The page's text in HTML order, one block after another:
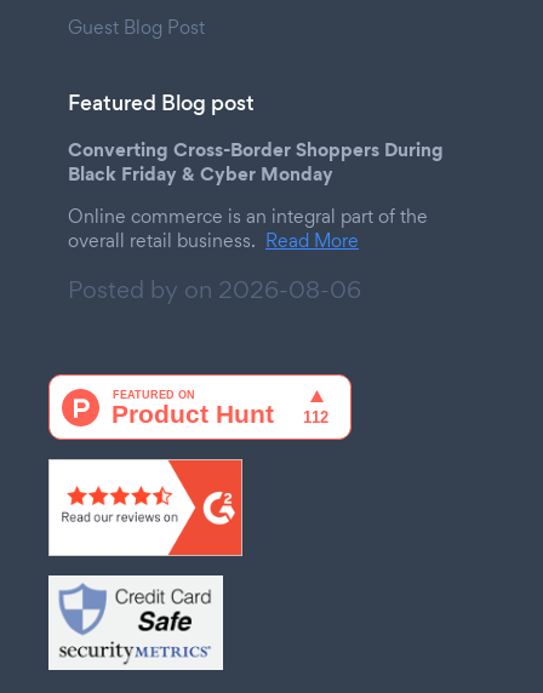
Guest Blog Post
Featured Blog post
Converting Cross-Border Shoppers During
Black Friday & Cyber Monday
Online commerce is an integral part of the
overall retail business. Read More
Posted by on 2026-08-06